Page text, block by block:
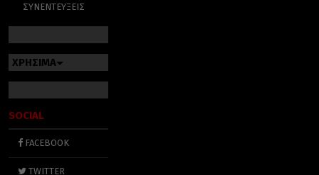
ΣΥΝΕΝΤΕΥΞΕΙΣ
ΧΡΗΣΙΜΑ
SOCIAL
FACEBOOK
TWITTER